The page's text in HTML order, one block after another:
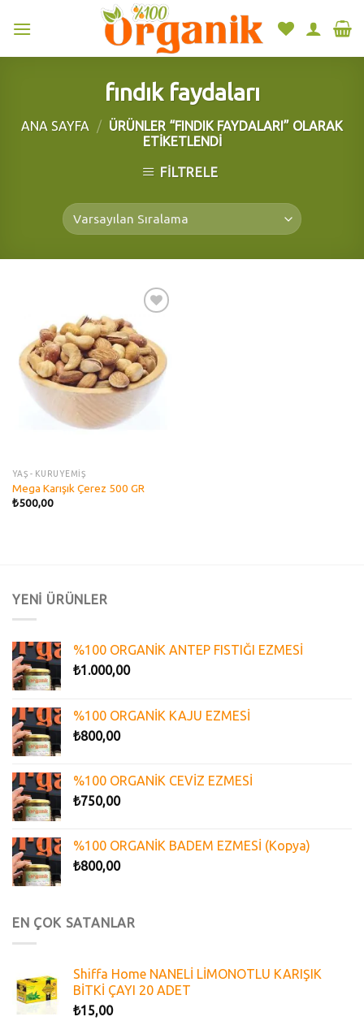
fındık faydaları
ANA SAYFA / ÜRÜNLER “FINDIK FAYDALARI” OLARAK
ETIKETLENDI
FILTRELE
wishlist
YAŞ - KURUYEMİŞ
Mega Karışık Çerez 500 GR
₺500,00
YENİ ÜRÜNLER
%100 ORGANİK ANTEP FISTIĞI EZMESİ
₺1.000,00
%100 ORGANİK KAJU EZMESİ
₺800,00
%100 ORGANİK CEVİZ EZMESİ
₺750,00
%100 ORGANİK BADEM EZMESİ (Kopya)
₺800,00
EN ÇOK SATANLAR
Shiffa Home NANELİ LİMONOTLU KARIŞIK
BİTKİ ÇAYI 20 ADET
₺15,00